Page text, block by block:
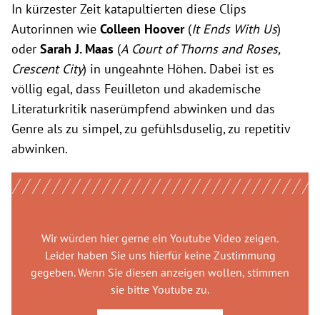
In kürzester Zeit katapultierten diese Clips
Autorinnen wie Colleen Hoover(It Ends With Us)
oder Sarah J. Maas (A Court of Thorns and Roses,
Crescent City) in ungeahnte Höhen. Dabei ist es
völlig egal, dass Feuilleton und akademische
Literaturkritik naserümpfend abwinken und das
Genre als zu simpel, zu gefühlsduselig, zu repetitiv
abwinken.
Wir würden hier gerne ein Youtube Video zeigen.
Leider haben Sie uns hierfür keine Zustimmung
gegeben. Wenn Sie diesen anzeigen wollen, stimmen
sie bitte Youtube zu.